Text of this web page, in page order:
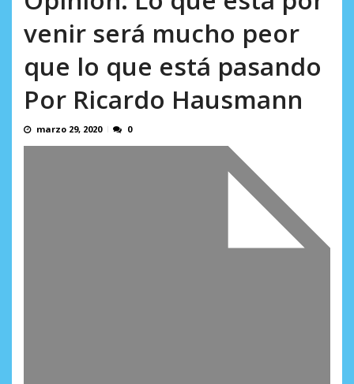
venir será mucho peor
que lo que está pasando
Por Ricardo Hausmann
marzo 29, 2020 0